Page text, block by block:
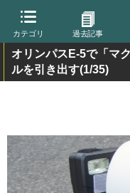
カテゴリ 過去記事
オリンパスE-5で「マ
ルを引き出す(1/35)